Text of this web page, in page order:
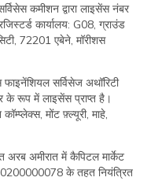
कमीशन द्वारा लाइसेंस नंबर
कार्यालय: G08, ग्राउंड
72201 एबेने, मॉरीशस
सर्विसेज अथॉरिटी
के रूप में लाइसेंस प्राप्त है।
मोंट फ़्ल्यूरी, माहे,
अमीरात में कैपिटल मार्केट
के तहत नियंत्रित